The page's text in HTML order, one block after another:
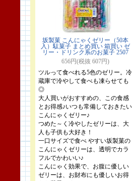
坂製菓 こんにゃくゼリー（50本
入）駄菓子 まとめ買い 箱買い ゼ
リー・ドリンク系のお菓子 2507
656円(税抜 607円)
ツルって食べれる5色のゼリー。冷
蔵庫で冷やして食べも凍らせても
◎
大人買いがおすすめの、この食感
とお得感♪いつも常備しておきたい
こんにゃくゼリー♪
つめた～く冷やしたゼリーは、大
人も子供も大好き！
一口サイズで食べ やすい坂製菓の
こんにゃくゼリーは、透明でカラ
フルでかわいい♪
こんにゃく効果で、お腹に優しい
ゼリーは、お財布にも優しいお得